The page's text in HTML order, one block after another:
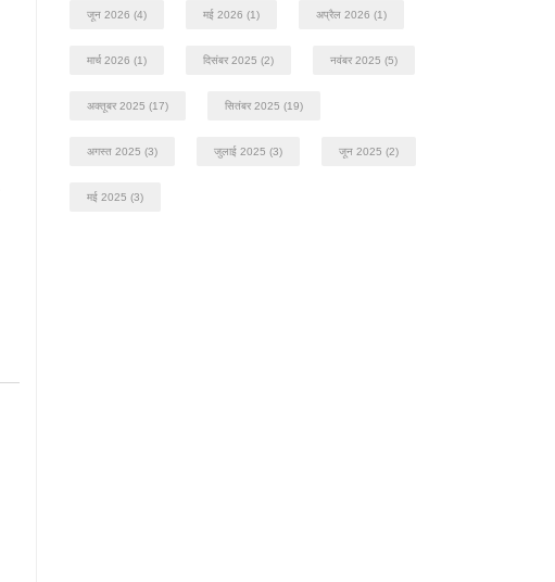
जून 2026 (4) मई 2026 (1) अप्रैल 2026 (1)
मार्च 2026 (1) दिसंबर 2025 (2) नवंबर 2025 (5)
अक्तूबर 2025 (17) सितंबर 2025 (19)
अगस्त 2025 (3) जुलाई 2025 (3) जून 2025 (2)
मई 2025 (3)